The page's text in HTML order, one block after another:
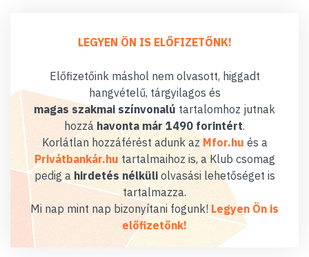
LEGYEN ÖN IS ELŐFIZETŐNK!
Előfizetőink máshol nem olvasott, higgadt
hangvételű, tárgyilagos és
magas szakmai színvonalú tartalomhoz jutnak
hozzáhavonta már 1490 forintért.
Korlátlan hozzáférést adunk az Mfor.hu és a
Privátbankár.hu tartalmaihoz is, a Klub csomag
pedig a hirdetés nélküliolvasási lehetőséget is
tartalmazza.
Mi nap mint nap bizonyítani fogunk! Legyen Ön is
előfizetőnk!